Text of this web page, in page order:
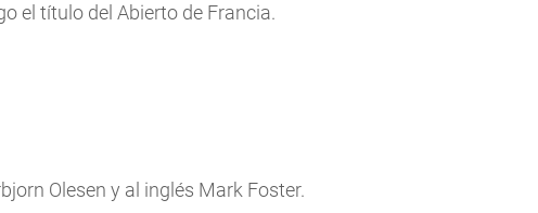
el tí­tulo del Abierto de Francia.
Olesen y al inglés Mark Foster.